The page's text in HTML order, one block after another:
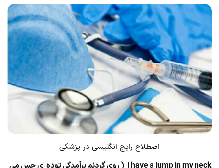
اصطلاح رایج انگلیسی در پزشکی
I have a lump in my neck ( روی گردنم برآمدگی توده ای حس می